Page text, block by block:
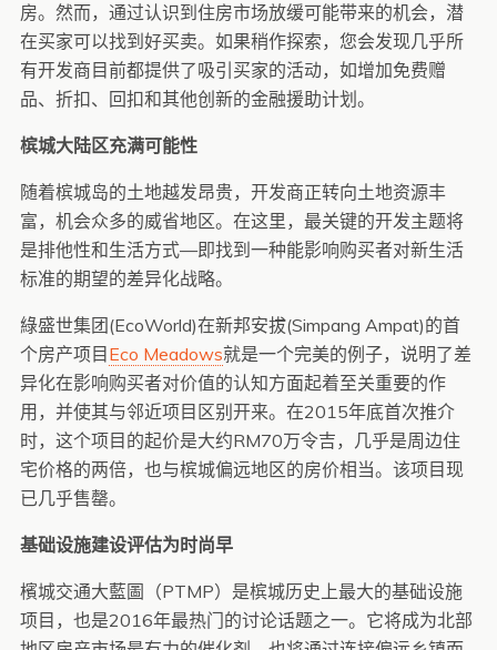
房。然而，通过认识到住房市场放缓可能带来的机会，潜
在买家可以找到好买卖。如果稍作探索，您会发现几乎所
有开发商目前都提供了吸引买家的活动，如增加免费赠
品、折扣、回扣和其他创新的金融援助计划。
槟城大陆区充满可能性
随着槟城岛的土地越发昂贵，开发商正转向土地资源丰
富，机会众多的威省地区。在这里，最关键的开发主题将
是排他性和生活方式—即找到一种能影响购买者对新生活
标准的期望的差异化战略。
綠盛世集团(EcoWorld)在新邦安拔(Simpang Ampat)的首
个房产项目 Eco Meadows就是一个完美的例子，说明了差
异化在影响购买者对价值的认知方面起着至关重要的作
用，并使其与邻近项目区别开来。在2015年底首次推介
时，这个项目的起价是大约RM70万令吉，几乎是周边住
宅价格的两倍，也与槟城偏远地区的房价相当。该项目现
已几乎售罄。
基础设施建设评估为时尚早
檳城交通大藍圖（PTMP）是槟城历史上最大的基础设施
项目，也是2016年最热门的讨论话题之一。它将成为北部